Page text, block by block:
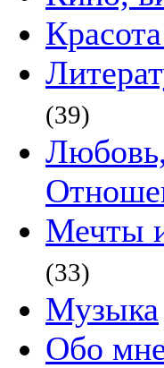
(39)
Мечты
(33)
Музыка
Обо